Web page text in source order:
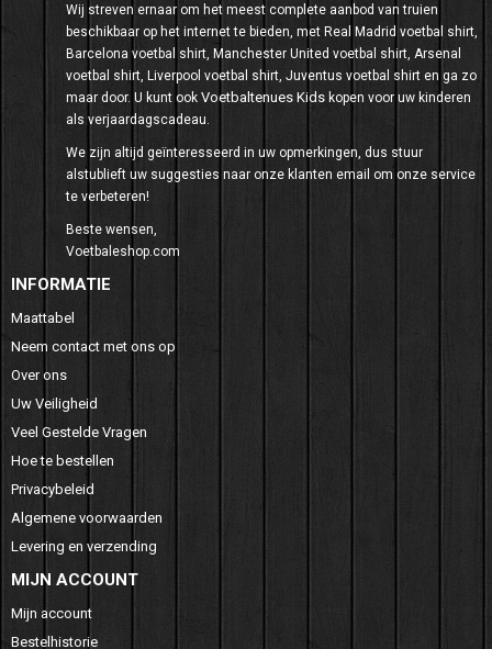
Wij streven ernaar om het meest complete aanbod van truien
beschikbaar op het internet te bieden, met Real Madrid voetbal shirt,
Barcelona voetbal shirt, Manchester United voetbal shirt, Arsenal
voetbal shirt, Liverpool voetbal shirt, Juventus voetbal shirt en ga zo
maar door. U kunt ook Voetbaltenues Kids kopen voor uw kinderen
als verjaardagscadeau.
We zijn altijd geïnteresseerd in uw opmerkingen, dus stuur
alstublieft uw suggesties naar onze klanten email om onze service
te verbeteren!
Beste wensen,
Voetbaleshop.com
INFORMATIE
Maattabel
Neem contact met ons op
Over ons
Uw Veiligheid
Veel Gestelde Vragen
Hoe te bestellen
Privacybeleid
Algemene voorwaarden
Levering en verzending
MIJN ACCOUNT
Mijn account
Bestelhistorie